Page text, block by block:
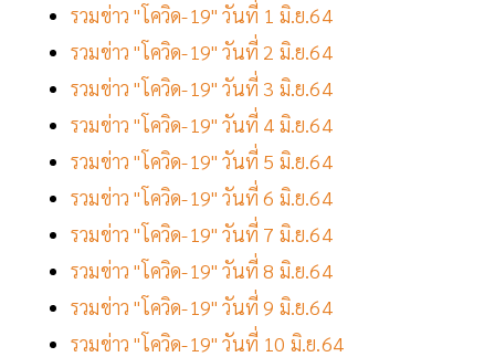
รวมข่าว "โควิด-19" วันที่ 1 มิ.ย.64
รวมข่าว "โควิด-19" วันที่ 2 มิ.ย.64
รวมข่าว "โควิด-19" วันที่ 3 มิ.ย.64
รวมข่าว "โควิด-19" วันที่ 4 มิ.ย.64
รวมข่าว "โควิด-19" วันที่ 5 มิ.ย.64
รวมข่าว "โควิด-19" วันที่ 6 มิ.ย.64
รวมข่าว "โควิด-19" วันที่ 7 มิ.ย.64
รวมข่าว "โควิด-19" วันที่ 8 มิ.ย.64
รวมข่าว "โควิด-19" วันที่ 9 มิ.ย.64
รวมข่าว "โควิด-19" วันที่ 10 มิ.ย.64